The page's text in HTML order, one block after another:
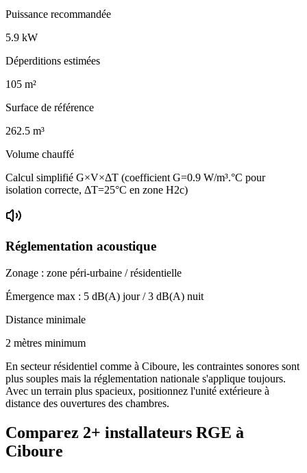
Puissance recommandée
5.9 kW
Déperditions estimées
105 m²
Surface de référence
262.5 m³
Volume chauffé
Calcul simplifié G×V×ΔT (coefficient G=0.9 W/m³.°C pour
isolation correcte, ΔT=25°C en zone H2c)
Réglementation acoustique
Zonage : zone péri-urbaine / résidentielle
Émergence max : 5 dB(A) jour /3 dB(A) nuit
Distance minimale
2 mètres minimum
En secteur résidentiel comme à Ciboure, les contraintes sonores sont
plus souples mais la réglementation nationale s'applique toujours.
Avec un terrain plus spacieux, positionnez l'unité extérieure à
distance des ouvertures des chambres.
Comparez 2+ installateurs RGE à
Ciboure